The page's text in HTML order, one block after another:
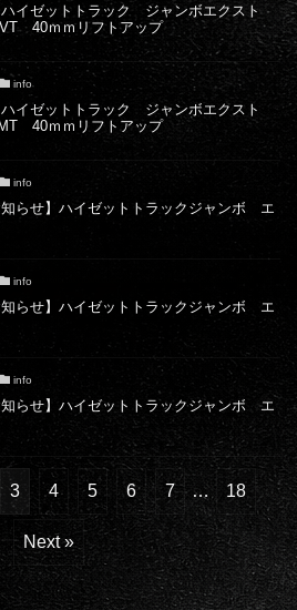
ハイゼットトラック ジャンボエクスト
40ｍｍリフトアップ
info
ハイゼットトラック ジャンボエクスト
40ｍｍリフトアップ
info
知らせ】ハイゼットトラックジャンボ エ
ラ
info
知らせ】ハイゼットトラックジャンボ エ
ラ
info
知らせ】ハイゼットトラックジャンボ エ
ラ
3 4 5 6 7 … 18
Next »